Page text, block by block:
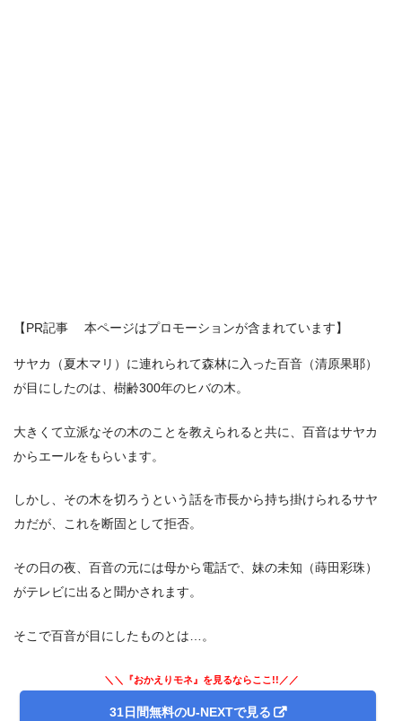
【PR記事 本ページはプロモーションが含まれています】
サヤカ（夏木マリ）に連れられて森林に入った百音（清原果耶）
が目にしたのは、樹齢300年のヒバの木。
大きくて立派なその木のことを教えられると共に、百音はサヤカ
からエールをもらいます。
しかし、その木を切ろうという話を市長から持ち掛けられるサヤ
カだが、これを断固として拒否。
その日の夜、百音の元には母から電話で、妹の未知（蒔田彩珠）
がテレビに出ると聞かされます。
そこで百音が目にしたものとは…。
＼＼『おかえりモネ』を見るならここ!!／／
31日間無料のU-NEXTで見る